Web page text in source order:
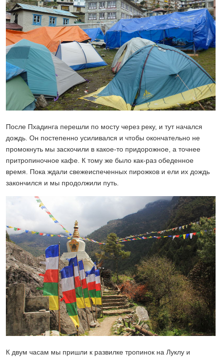
После Пхадинга перешли по мосту через реку, и тут начался
дождь. Он постепенно усиливался и чтобы окончательно не
промокнуть мы заскочили в какое-то придорожное, а точнее
притропиночное кафе. К тому же было как-раз обеденное
время. Пока ждали свежеиспеченных пирожков и ели их дождь
закончился и мы продолжили путь.
К двум часам мы пришли к развилке тропинок на Луклу и